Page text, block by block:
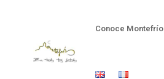
Conoce Montefrío